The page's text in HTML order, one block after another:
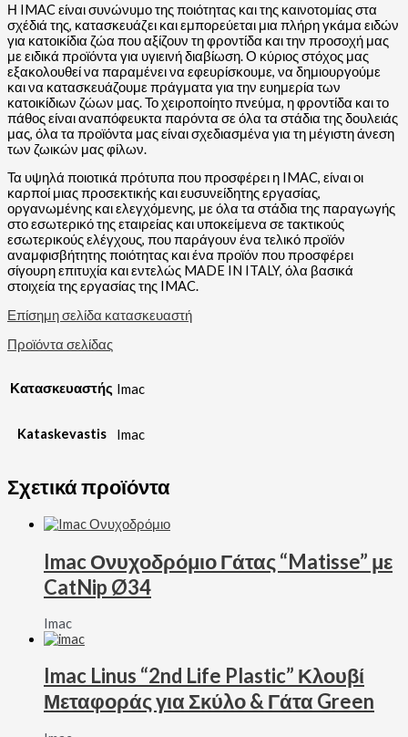
Η IMAC είναι συνώνυμο της ποιότητας και της καινοτομίας στα
σχέδιά της, κατασκευάζει και εμπορεύεται μια πλήρη γκάμα ειδών
για κατοικίδια ζώα που αξίζουν τη φροντίδα και την προσοχή μας
με ειδικά προϊόντα για υγιεινή διαβίωση. Ο κύριος στόχος μας
εξακολουθεί να παραμένει να εφευρίσκουμε, να δημιουργούμε
και να κατασκευάζουμε πράγματα για την ευημερία των
κατοικίδιων ζώων μας. Το χειροποίητο πνεύμα, η φροντίδα και το
πάθος είναι αναπόφευκτα παρόντα σε όλα τα στάδια της δουλειάς
μας, όλα τα προϊόντα μας είναι σχεδιασμένα για τη μέγιστη άνεση
των ζωικών μας φίλων.
Τα υψηλά ποιοτικά πρότυπα που προσφέρει η IMAC, είναι οι
καρποί μιας προσεκτικής και ευσυνείδητης εργασίας,
οργανωμένης και ελεγχόμενης, με όλα τα στάδια της παραγωγής
στο εσωτερικό της εταιρείας και υποκείμενα σε τακτικούς
εσωτερικούς ελέγχους, που παράγουν ένα τελικό προϊόν
αναμφισβήτητης ποιότητας και ένα προϊόν που προσφέρει
σίγουρη επιτυχία και εντελώς MADE IN ITALY, όλα βασικά
στοιχεία της εργασίας της IMAC.
Επίσημη σελίδα κατασκευαστή
Προϊόντα σελίδας
Κατασκευαστής Imac
Kataskevastis Imac
Σχετικά προϊόντα
Imac Ονυχοδρόμιο Γάτας “Matisse” με
CatNip Ø34
Imac
Imac Linus “2nd Life Plastic” Κλουβί
Μεταφοράς για Σκύλο & Γάτα Green